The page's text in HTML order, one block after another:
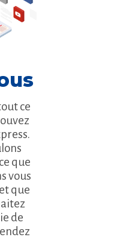
ce
que
vous
que
de